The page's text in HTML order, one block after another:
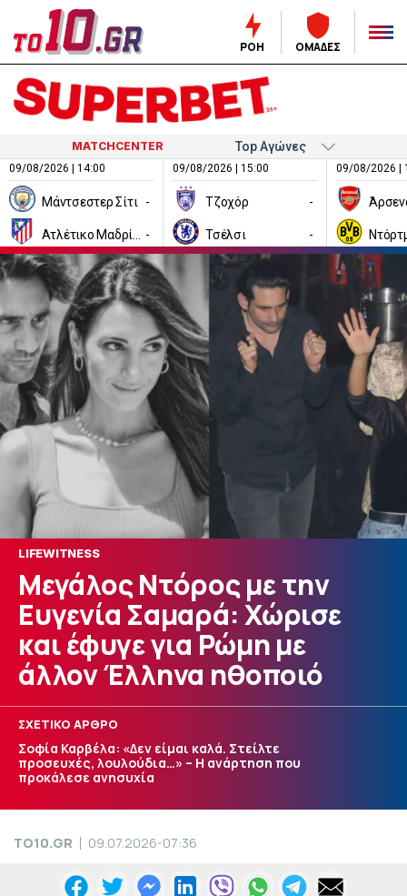
ΡΟΗ ΟΜΑΔΕΣ
MATCHCENTER
09/08/2026 | 14:00
Μάντσεστερ Σίτι -
-
09/08/2026 | 15:00
Τζοχόρ -
Τσέλσι -
09/08/2026 |
LIFEWITNESS
Μεγάλος Ντόρος με την
Ευγενία Σαμαρά: Χώρισε
και έφυγε για Ρώμη με
άλλον Έλληνα ηθοποιό
ΣΧΕΤΙΚΟ ΑΡΘΡΟ
Σοφία Καρβέλα: «Δεν είμαι καλά. Στείλτε
προσευχές, λουλούδια…» – Η ανάρτηση που
προκάλεσε ανησυχία
TO10.GR 09.07.2026-07:36